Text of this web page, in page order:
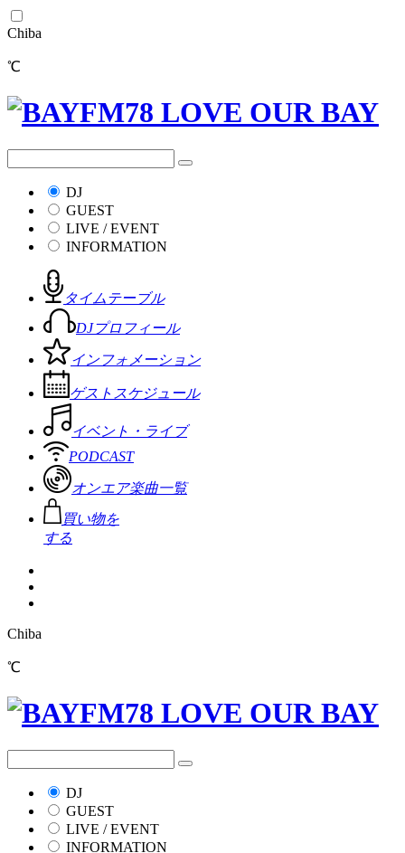
Chiba
℃
DJ
GUEST
LIVE / EVENT
INFORMATION
タイムテーブル
DJプロフィール
インフォメーション
ゲストスケジュール
イベント・ライブ
PODCAST
オンエア楽曲一覧
買い物を
する
Chiba
℃
DJ
GUEST
LIVE / EVENT
INFORMATION